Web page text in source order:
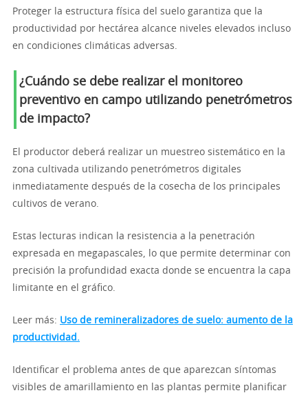
Proteger la estructura física del suelo garantiza que la
productividad por hectárea alcance niveles elevados incluso
en condiciones climáticas adversas.
¿Cuándo se debe realizar el monitoreo
preventivo en campo utilizando penetrómetros
de impacto?
El productor deberá realizar un muestreo sistemático en la
zona cultivada utilizando penetrómetros digitales
inmediatamente después de la cosecha de los principales
cultivos de verano.
Estas lecturas indican la resistencia a la penetración
expresada en megapascales, lo que permite determinar con
precisión la profundidad exacta donde se encuentra la capa
limitante en el gráfico.
Leer más: Uso de remineralizadores de suelo: aumento de la
productividad.
Identificar el problema antes de que aparezcan síntomas
visibles de amarillamiento en las plantas permite planificar